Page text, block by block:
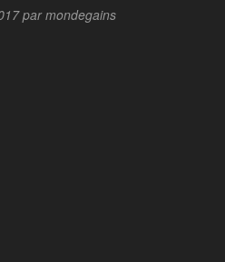
parmondegains